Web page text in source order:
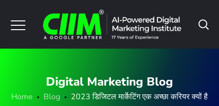
Digital Marketing Blog
Home Blog 2023 डिजिटल मार्केटिंग एक अच्छा करियर क्यों है